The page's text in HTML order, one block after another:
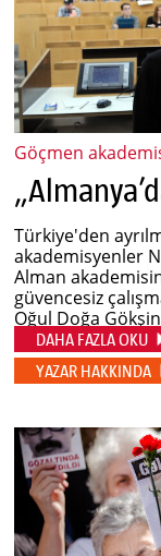
Göçmen
Türkiye'den
akademisyenler
Alman
güvencesiz
Oğul Doğa Gökşin
DAHA FAZLA OKU
YAZAR HAKKINDA